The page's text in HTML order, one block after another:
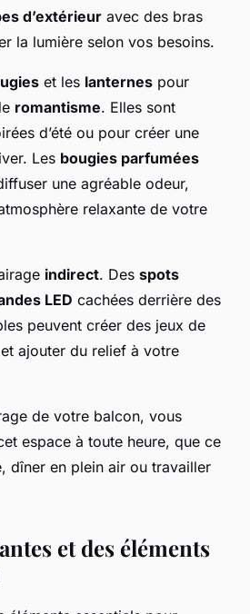
d’extérieur avec des bras
la lumière selon vos besoins.
et les lanternes pour
romantisme. Elles sont
d’été ou pour créer une
Les bougies parfumées
une agréable odeur,
relaxante de votre
indirect. Des spots
LED cachées derrière des
peuvent créer des jeux de
ajouter du relief à votre
de votre balcon, vous
espace à toute heure, que ce
dîner en plein air ou travailler
et des éléments